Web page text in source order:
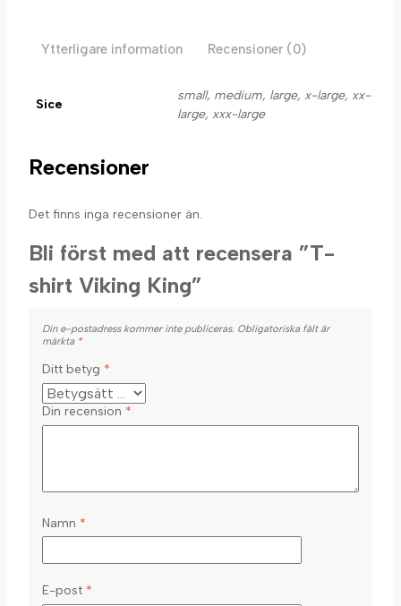
Ytterligare information Recensioner (0)
Sice
small, medium, large, x-large, xx-
large, xxx-large
Recensioner
Det finns inga recensioner än.
Bli först med att recensera ”T-
shirt Viking King”
Din e-postadress kommer inte publiceras. Obligatoriska fält är
märkta *
Ditt betyg *
Din recension *
Namn *
E-post *